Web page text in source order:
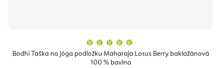
Bodhi Taška na jóga podložku Maharaja Lotus Berry baklažánová
100 % bavlna
produktu
je